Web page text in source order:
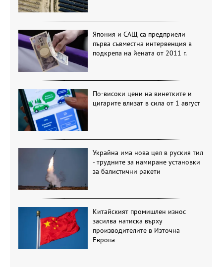
Япония и САЩ са предприели
първа съвместна интервенция в
подкрепа на йената от 2011 г.
По-високи цени на винетките и
цигарите влизат в сила от 1 август
Украйна има нова цел в руския тил
- трудните за намиране установки
за балистични ракети
Китайският промишлен износ
засилва натиска върху
производителите в Източна
Европа